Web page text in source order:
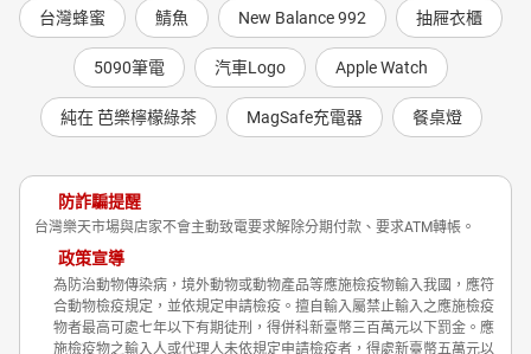
台灣蜂蜜 鯖魚 New Balance 992 抽屜衣櫃
5090筆電 汽車Logo Apple Watch
純在 芭樂檸檬綠茶 MagSafe充電器 餐桌燈
防詐騙提醒
台灣樂天市場與店家不會主動致電要求解除分期付款、要求ATM轉帳。
政策宣導
為防治動物傳染病，境外動物或動物產品等應施檢疫物輸入我國，應符
合動物檢疫規定，並依規定申請檢疫。擅自輸入屬禁止輸入之應施檢疫
物者最高可處七年以下有期徒刑，得併科新臺幣三百萬元以下罰金。應
施檢疫物之輸入人或代理人未依規定申請檢疫者，得處新臺幣五萬元以